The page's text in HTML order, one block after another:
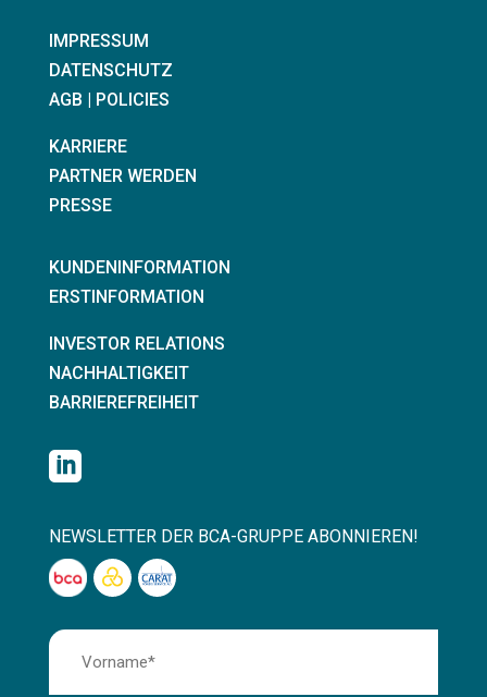
IMPRESSUM
DATENSCHUTZ
AGB | POLICIES
KARRIERE
PARTNER WERDEN
PRESSE
KUNDENINFORMATION
ERSTINFORMATION
INVESTOR RELATIONS
NACHHALTIGKEIT
BARRIEREFREIHEIT

NEWSLETTER DER BCA-GRUPPE ABONNIEREN!